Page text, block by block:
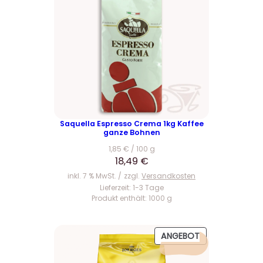
9
4
€
l
i
c
h
e
r
P
r
e
i
s
w
a
r
0
3
t
,
0
€
.
Saquella Espresso Crema 1kg Kaffee
ganze Bohnen
1,85 € / 100 g
18,49 €
inkl. 7 % MwSt. zzgl. Versandkosten
Lieferzeit: 1-3 Tage
Produkt enthält: 1000 g
ANGEBOTP
R